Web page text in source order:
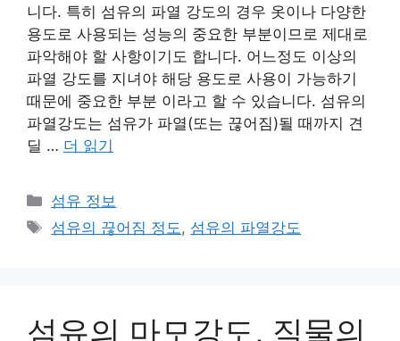
니다. 특히 섬유의 파열 강도의 경우 옷이나 다양한
용도로 사용되는 성능의 중요한 부분이므로 제대로
파악해야 할 사항이기도 합니다. 어느정도 이상의
파열 강도를 지녀야 해당 용도로 사용이 가능하기
때문에 중요한 부분 이라고 할 수 있습니다. 섬유의
파열강도는 섬유가 파열(또는 끊어짐)될 때까지 견
딜 … 더 읽기
카
테
고
섬유 정보
태
섬유의 끊어짐 정도 , 섬유의 파열강도
섬유의 마모강도, 직물의